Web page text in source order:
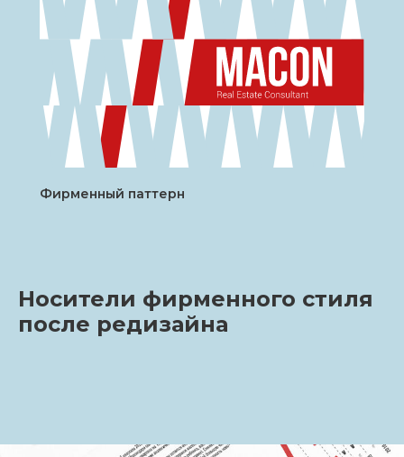
Фирменный паттерн
Носители фирменного стиля
после редизайна